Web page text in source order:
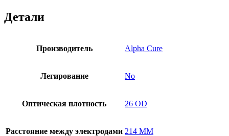
Детали
Производитель Alpha Cure
Легирование No
Оптическая плотность 26 OD
Расстояние между электродами 214 MM